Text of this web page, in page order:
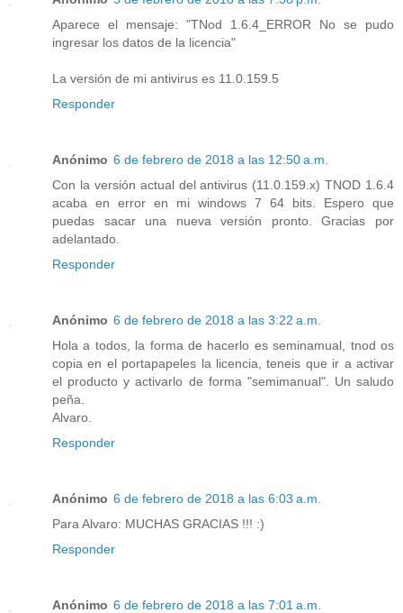
Aparece el mensaje: "TNod 1.6.4_ERROR No se pudo
ingresar los datos de la licencia"
La versión de mi antivirus es 11.0.159.5
Responder
Anónimo 6 de febrero de 2018 a las 12:50 a.m.
Con la versión actual del antivirus (11.0.159.x) TNOD 1.6.4
acaba en error en mi windows 7 64 bits. Espero que
puedas sacar una nueva versión pronto. Gracias por
adelantado.
Responder
Anónimo 6 de febrero de 2018 a las 3:22 a.m.
Hola a todos, la forma de hacerlo es seminamual, tnod os
copia en el portapapeles la licencia, teneis que ir a activar
el producto y activarlo de forma "semimanual". Un saludo
peña.
Alvaro.
Responder
Anónimo 6 de febrero de 2018 a las 6:03 a.m.
Para Alvaro: MUCHAS GRACIAS !!! :)
Responder
Anónimo 6 de febrero de 2018 a las 7:01 a.m.